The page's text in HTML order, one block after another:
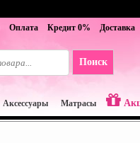
Оплата Кредит 0% Доставка
Аксессуары Матрасы